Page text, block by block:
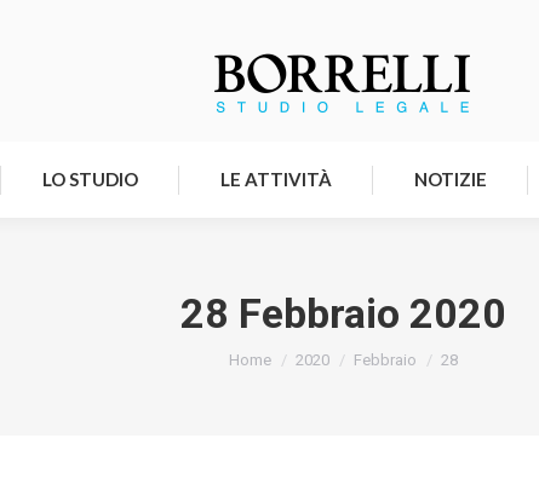
LO STUDIO LE ATTIVITÀ NOTIZIE
28 Febbraio 2020
Tu sei qui:
Home 2020 Febbraio 28
LO STUDIO LE ATTIVITÀ